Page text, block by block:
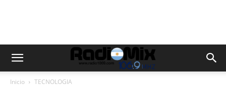
Inicio TECNOLOGIA